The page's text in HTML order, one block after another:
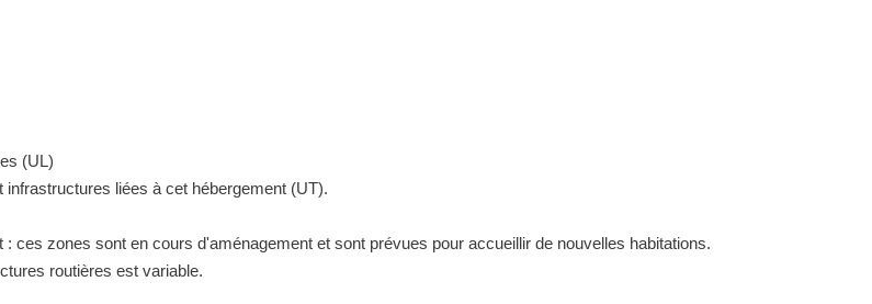
(UL)
liées à cet hébergement (UT).
: ces zones sont en cours d'aménagement et sont prévues pour accueillir de nouvelles habitations.
routières est variable.